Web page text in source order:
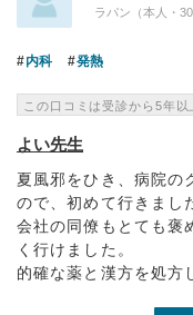
ラパン（本人・
内科 発熱
この口コミは受診から5年以
よい先生
夏風邪をひき、病院の
ので、初めて行きまし
会社の同僚もとても褒
く行けました。
的確な薬と漢方を処方